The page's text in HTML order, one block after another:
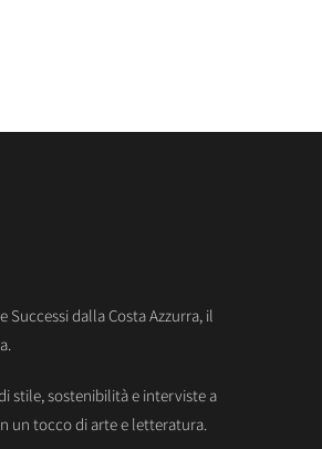
Successi dalla Costa Azzurra, il
stile, sostenibilità e interviste a
un tocco di arte e letteratura.